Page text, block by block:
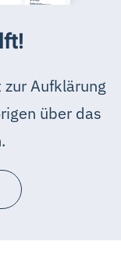
Aufklärung
über das